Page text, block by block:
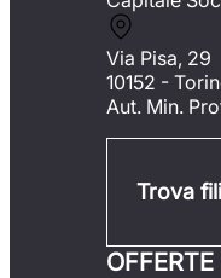
Via Pisa, 29
10152 -
Aut. Min.
Trova